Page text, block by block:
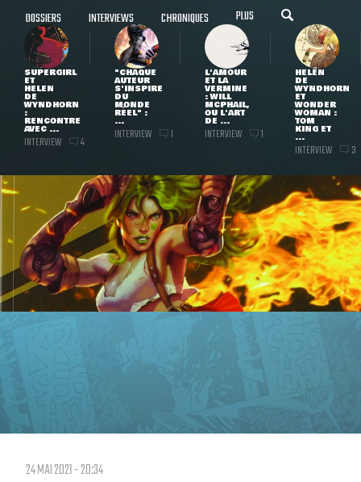
DOSSIERS INTERVIEWS CHRONIQUES PLUS
SUPERGIRL
ET
HELEN
DE
WYNDHORN
:
RENCONTRE
AVEC ...
INTERVIEW 4
"CHAQUE
AUTEUR
S'INSPIRE
DU
MONDE
RÉEL" :
...
INTERVIEW 1
L'AMOUR
ET LA
VERMINE
: WILL
MCPHAIL,
OU L'ART
DE ...
INTERVIEW 1
HELEN
DE
WYNDHORN
ET
WONDER
WOMAN :
TOM
KING ET
...
INTERVIEW 3
24 MAI 2021 - 20:34